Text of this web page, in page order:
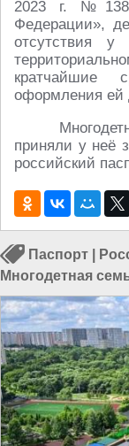
2023 г. №138-
Федерации»,
отсутствия
кратчайшие
оформления ей
приняли у неё
российский
Паспорт
Многодетная